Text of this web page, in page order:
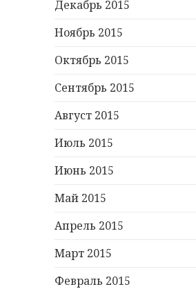
Декабрь 2015
Ноябрь 2015
Октябрь 2015
Сентябрь 2015
Август 2015
Июль 2015
Июнь 2015
Май 2015
Апрель 2015
Март 2015
Февраль 2015